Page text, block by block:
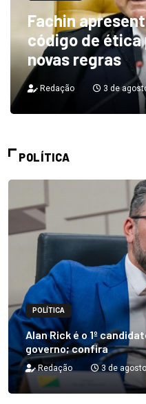
Fachin
código de ética
novas regras
Redação 3 de
POLÍTICA
POLÍTICA
Alan Rick é o 1º
governo; confira
Redação 3 de